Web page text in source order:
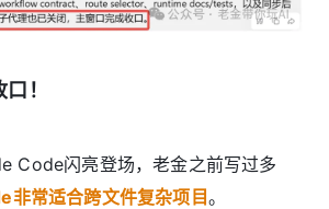
！
Code闪亮登场，老金之前写过多
常适合跨文件复杂项目。